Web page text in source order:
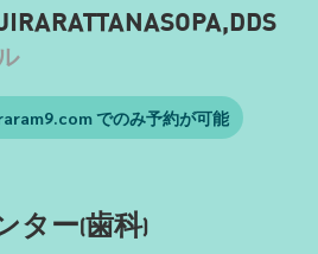
でのみ予約が可能
ター(歯科)